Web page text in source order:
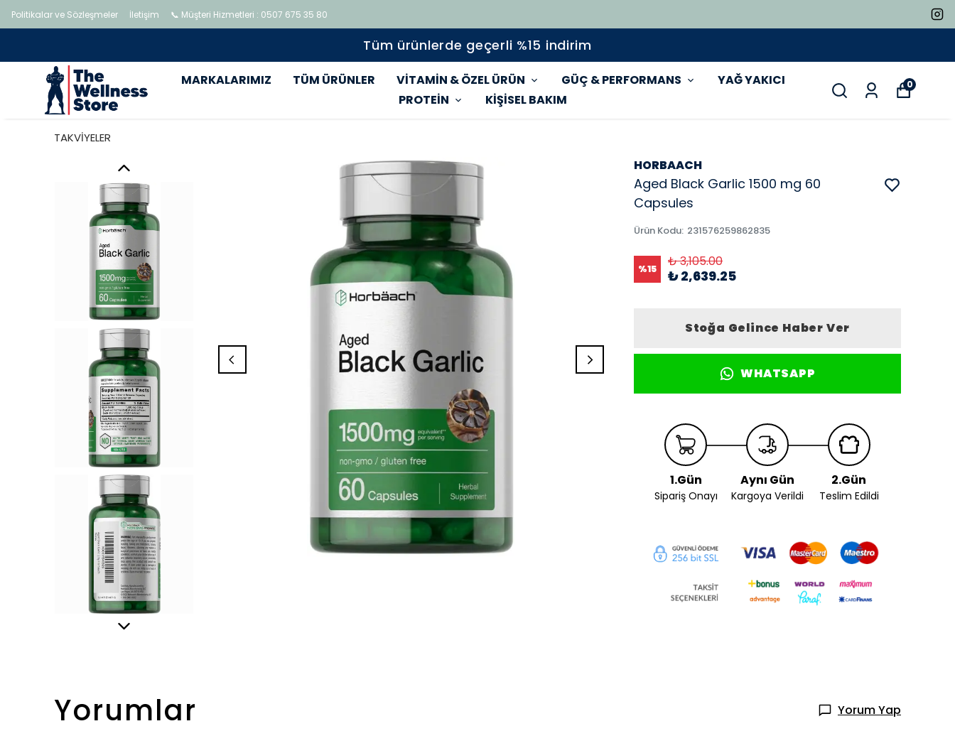
Politikalar ve Sözleşmeler İletişim 📞 Müşteri Hizmetleri : 0507 675 35 80
Tüm ürünlerde geçerli %15 indirim
MARKALARIMIZ TÜM ÜRÜNLER VİTAMİN & ÖZEL ÜRÜN GÜÇ & PERFORMANS
YAĞ YAKICI
PROTEİN
KİŞİSEL BAKIM
0
TAKVİYELER
HORBAACH
Aged Black Garlic 1500 mg 60
Capsules
Ürün Kodu: 231576259862835
%15 ₺ 3,105.00
₺ 2,639.25
Stoğa Gelince Haber Ver
WHATSAPP
1.Gün
Sipariş Onayı
Aynı Gün
Kargoya Verildi
2.Gün
Teslim Edildi
Yorumlar Yorum Yap